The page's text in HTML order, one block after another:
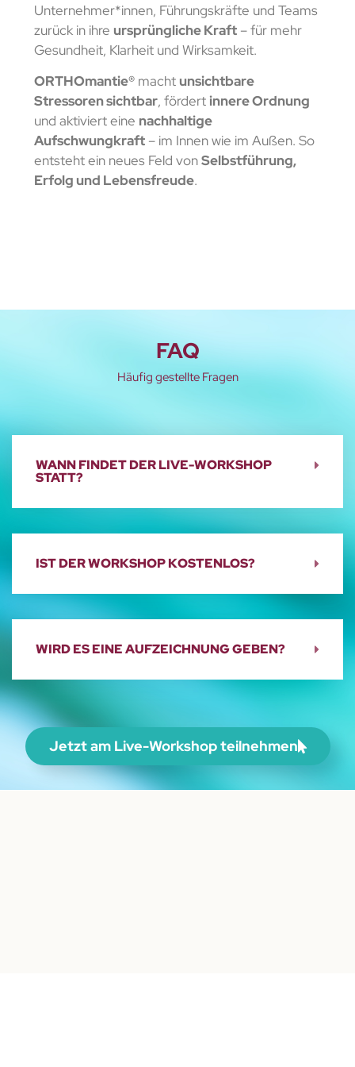
Unternehmer*innen, Führungskräfte und Teams
zurück in ihre ursprüngliche Kraft– für mehr
Gesundheit, Klarheit und Wirksamkeit.
ORTHOmantie®macht unsichtbare
Stressoren sichtbar, fördert innere Ordnung
und aktiviert eine nachhaltige
Aufschwungkraft– im Innen wie im Außen. So
entsteht ein neues Feld vonSelbstführung,
Erfolg und Lebensfreude.
FAQ
Häufig gestellte Fragen
WANN FINDET DER LIVE-WORKSHOP
STATT?
IST DER WORKSHOP KOSTENLOS?
WIRD ES EINE AUFZEICHNUNG GEBEN?
Jetzt am Live-Workshop teilnehmen